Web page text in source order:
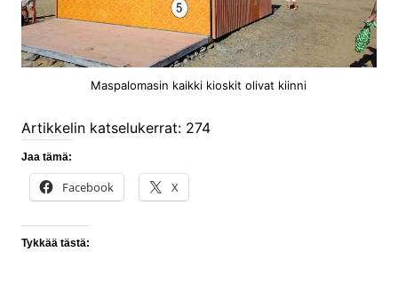
Maspalomasin kaikki kioskit olivat kiinni
Artikkelin katselukerrat: 274
Jaa tämä:
Facebook X
Tykkää tästä: